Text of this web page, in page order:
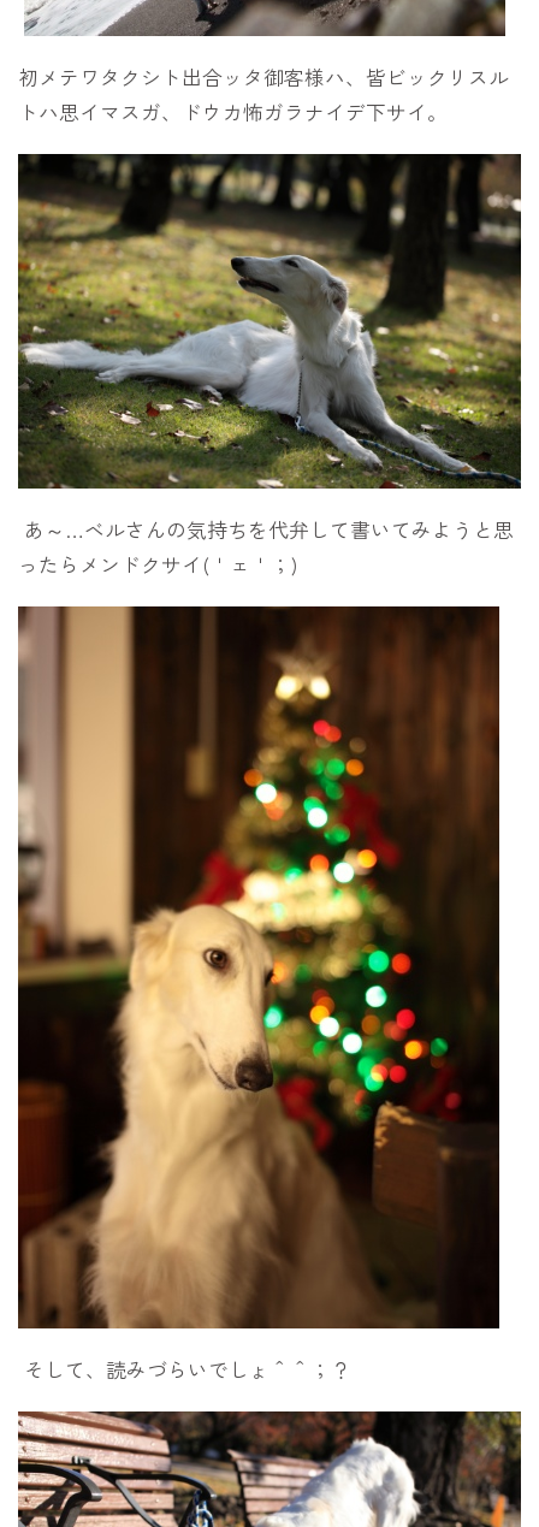
初メテワタクシト出合ッタ御客様ハ、皆ビックリスル
トハ思イマスガ、ドウカ怖ガラナイデ下サイ。
あ～…ベルさんの気持ちを代弁して書いてみようと思
ったらメンドクサイ(＇ェ＇；)
そして、読みづらいでしょ＾＾；？